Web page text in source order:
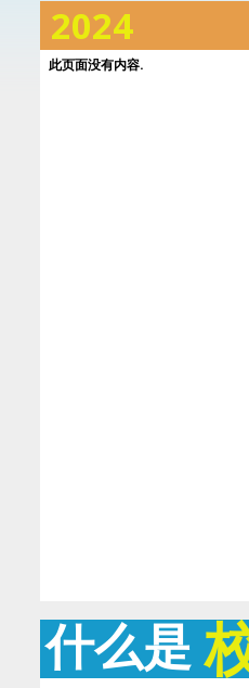
2024
此页面没有内容.
什么是